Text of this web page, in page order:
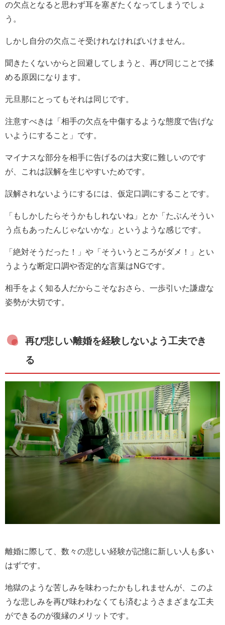
の欠点となると思わず耳を塞ぎたくなってしまうでしょ
う。
しかし自分の欠点こそ受けれなければいけません。
聞きたくないからと回避してしまうと、再び同じことで揉
める原因になります。
元旦那にとってもそれは同じです。
注意すべきは「相手の欠点を中傷するような態度で告げな
いようにすること」です。
マイナスな部分を相手に告げるのは大変に難しいのです
が、これは誤解を生じやすいためです。
誤解されないようにするには、仮定口調にすることです。
「もしかしたらそうかもしれないね」とか「たぶんそうい
う点もあったんじゃないかな」というような感じです。
「絶対そうだった！」や「そういうところがダメ！」とい
うような断定口調や否定的な言葉はNGです。
相手をよく知る人だからこそなおさら、一歩引いた謙虚な
姿勢が大切です。
再び悲しい離婚を経験しないよう工夫でき
る
離婚に際して、数々の悲しい経験が記憶に新しい人も多い
はずです。
地獄のような苦しみを味わったかもしれませんが、このよ
うな悲しみを再び味わわなくても済むようさまざまな工夫
ができるのが復縁のメリットです。